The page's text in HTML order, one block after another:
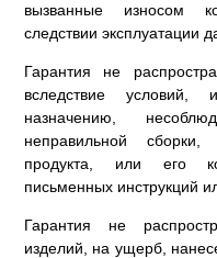
вызванные износом
следствии эксплуатации
Гарантия не
вследствие условий,
назначению,
неправильной сборки,
продукта, или его
письменных инструкций
Гарантия не
изделий, на ущерб,